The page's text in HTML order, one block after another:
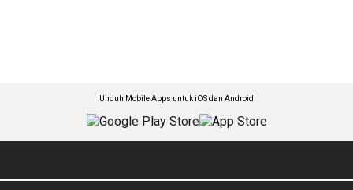
Unduh Mobile Apps untuk iOS dan Android